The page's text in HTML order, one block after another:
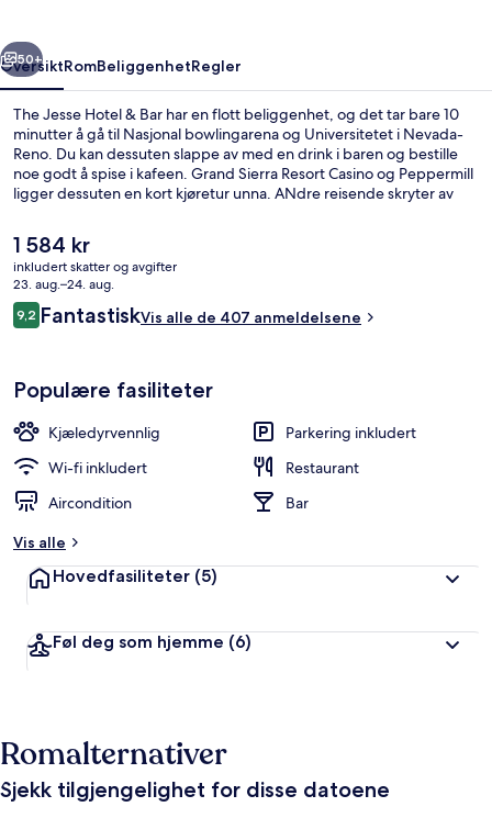
Neste
50+
OversiktRomBeliggenhetRegler
The Jesse Hotel & Bar har en flott beliggenhet, og det tar bare 10
minutter å gå til Nasjonal bowlingarena og Universitetet i Nevada-
Reno. Du kan dessuten slappe av med en drink i baren og bestille
noe godt å spise i kafeen. Grand Sierra Resort Casino og Peppermill
ligger dessuten en kort kjøretur unna. ANdre reisende skryter av
Den
nåværende
prisen
er
1 584 kr
1 584 kr
inkludert skatter og avgifter
23. aug.–24. aug.
Anmeldelser
9,29,2 av 10 –
FantastiskVis alle de 407 anmeldelsene
Populære fasiliteter
Kjæledyrvennlig
Parkering inkludert
Wi-fi inkludert
Restaurant
Aircondition
Bar
Vis alle
Hovedfasiliteter (5)
Føl deg som hjemme (6)
Romalternativer
Sjekk tilgjengelighet for disse datoene